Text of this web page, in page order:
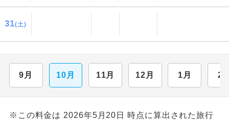
31(土)
9月 10月 11月 12月 1月 2
※この料金は 2026年5月20日 時点に算出された旅行